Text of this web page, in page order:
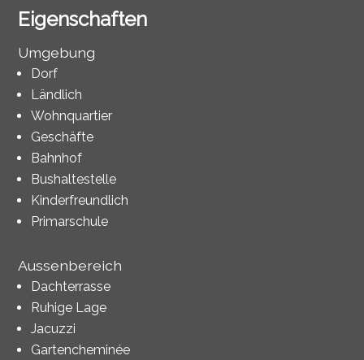
Eigenschaften
Umgebung
Dorf
Ländlich
Wohnquartier
Geschäfte
Bahnhof
Bushaltestelle
Kinderfreundlich
Primarschule
Aussenbereich
Dachterrasse
Ruhige Lage
Jacuzzi
Gartencheminée